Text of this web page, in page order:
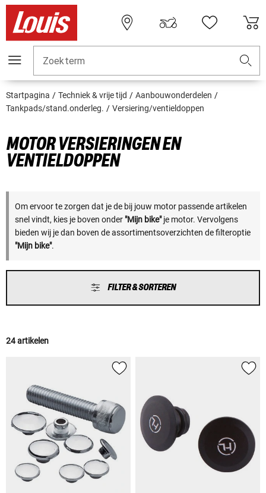
Zoekterm
Startpagina Techniek & vrije tijd
Aanbouwonderdelen
Tankpads/stand.onderleg.
Versiering/ventieldoppen
MOTOR VERSIERINGEN EN
VENTIELDOPPEN
Om ervoor te zorgen dat je de bij jouw motor passende artikelen
snel vindt, kies je boven onder "Mijn bike"je motor. Vervolgens
bieden wij je dan boven de assortimentsoverzichten de filteroptie
"Mijn bike".
FILTER & SORTEREN
24 artikelen